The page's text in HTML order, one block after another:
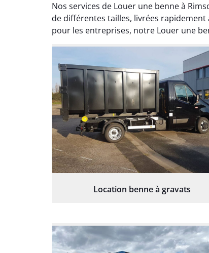
Nos services de Louer une benne à
de différentes tailles, livrées
pour les entreprises, notre Louer une
Location benne à gravats